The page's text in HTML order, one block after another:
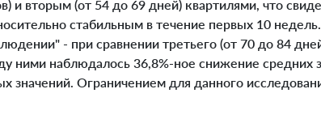
и вторым (от 54 до 69 дней) квартилями, что
стабильным в течение первых 10
- при сравнении третьего (от 70 до 84
ними наблюдалось 36,8%-ное снижение средних
значений. Ограничением для данного